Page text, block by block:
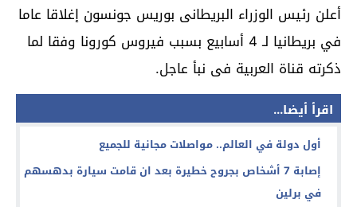
أعلن رئيس الوزراء البريطانى بوريس جونسون إغلاقا عاما
في بريطانيا لـ 4 أسابيع بسبب فيروس كورونا وفقا لما
ذكرته قناة العربية فى نبأ عاجل.
اقرأ أيضا...
أول دولة في العالم.. مواصلات مجانية للجميع
إصابة 7 أشخاص بجروح خطيرة بعد ان قامت سيارة بدهسهم
في برلين